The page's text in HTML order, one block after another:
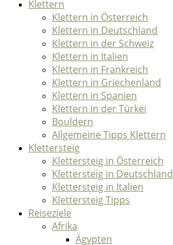
Klettern
Klettern in Österreich
Klettern in Deutschland
Klettern in der Schweiz
Klettern in Italien
Klettern in Frankreich
Klettern in Griechenland
Klettern in Spanien
Klettern in der Türkei
Bouldern
Allgemeine Tipps Klettern
Klettersteig
Klettersteig in Österreich
Klettersteig in Deutschland
Klettersteig in Italien
Klettersteig Tipps
Reiseziele
Afrika
Ägypten